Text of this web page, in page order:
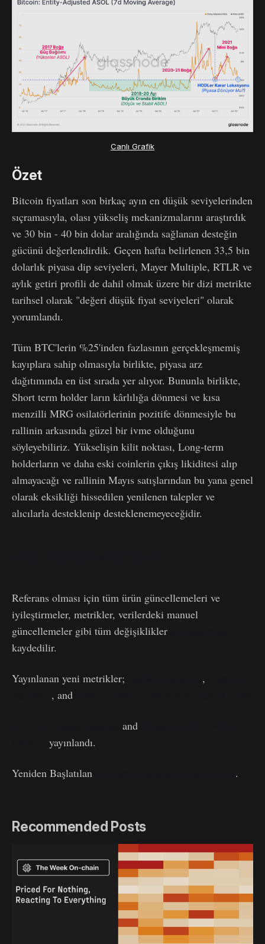
Canlı Grafik
Özet
Bitcoin fiyatları son birkaç ayın en düşük seviyelerinden
sıçramasıyla, olası yükseliş mekanizmalarını araştırdık
ve 30 bin - 40 bin dolar aralığında sağlanan desteğin
gücünü değerlendirdik. Geçen hafta belirlenen 33,5 bin
dolarlık piyasa dip seviyeleri, Mayer Multiple, RTLR ve
aylık getiri profili de dahil olmak üzere bir dizi metrikte
tarihsel olarak "değeri düşük fiyat seviyeleri" olarak
yorumlandı.
Tüm BTC'lerin %25'inden fazlasının gerçekleşmemiş
kayıplara sahip olmasıyla birlikte, piyasa arz
dağıtımında en üst sırada yer alıyor. Bununla birlikte,
Short term holder ların kârlılığa dönmesi ve kısa
menzilli MRG osilatörlerinin pozitife dönmesiyle bu
rallinin arkasında güzel bir ivme olduğunu
söyleyebiliriz. Yükselişin kilit noktası, Long-term
holderların ve daha eski coinlerin çıkış likiditesi alıp
almayacağı ve rallinin Mayıs satışlarından bu yana genel
olarak eksikliği hissedilen yenilenen talepler ve
alıcılarla desteklenip desteklenemeyeceğidir.
Referans olması için tüm ürün güncellemeleri ve
iyileştirmeler, metrikler, verilerdeki manuel
güncellemeler gibi tüm değişiklikler
kaydedilir.
Yayınlanan yeni metrikler; ,
, and
and
yayınlandı.
Yeniden Başlatılan .
Recommended Posts